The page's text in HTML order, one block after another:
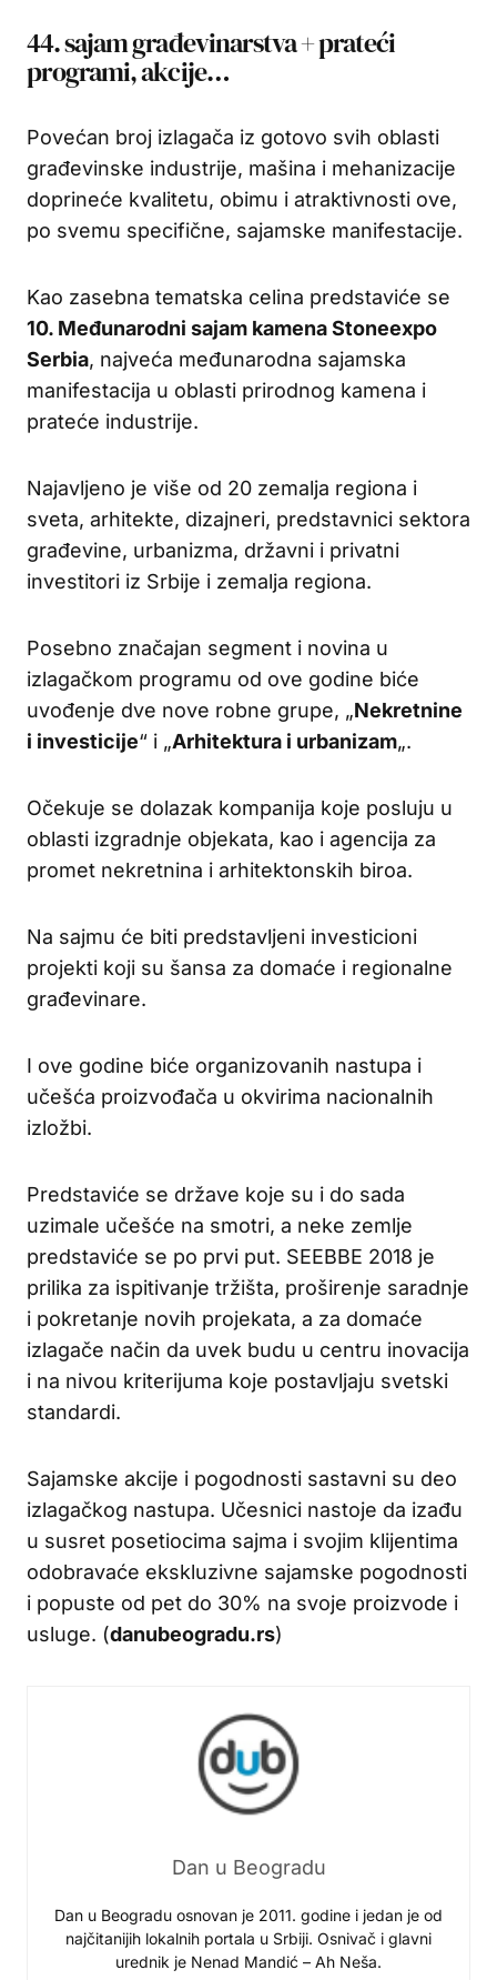
44. sajam građevinarstva + prateći
programi, akcije…
Povećan broj izlagača iz gotovo svih oblasti
građevinske industrije, mašina i mehanizacije
doprineće kvalitetu, obimu i atraktivnosti ove,
po svemu specifične, sajamske manifestacije.
Kao zasebna tematska celina predstaviće se
10. Međunarodni sajam kamena Stoneexpo
Serbia, najveća međunarodna sajamska
manifestacija u oblasti prirodnog kamena i
prateće industrije.
Najavljeno je više od 20 zemalja regiona i
sveta, arhitekte, dizajneri, predstavnici sektora
građevine, urbanizma, državni i privatni
investitori iz Srbije i zemalja regiona.
Posebno značajan segment i novina u
izlagačkom programu od ove godine biće
uvođenje dve nove robne grupe, „Nekretnine
i investicije“ i „Arhitektura i urbanizam„.
Očekuje se dolazak kompanija koje posluju u
oblasti izgradnje objekata, kao i agencija za
promet nekretnina i arhitektonskih biroa.
Na sajmu će biti predstavljeni investicioni
projekti koji su šansa za domaće i regionalne
građevinare.
I ove godine biće organizovanih nastupa i
učešća proizvođača u okvirima nacionalnih
izložbi.
Predstaviće se države koje su i do sada
uzimale učešće na smotri, a neke zemlje
predstaviće se po prvi put. SEEBBE 2018 je
prilika za ispitivanje tržišta, proširenje saradnje
i pokretanje novih projekata, a za domaće
izlagače način da uvek budu u centru inovacija
i na nivou kriterijuma koje postavljaju svetski
standardi.
Sajamske akcije i pogodnosti sastavni su deo
izlagačkog nastupa. Učesnici nastoje da izađu
u susret posetiocima sajma i svojim klijentima
odobravaće ekskluzivne sajamske pogodnosti
i popuste od pet do 30% na svoje proizvode i
usluge. (danubeogradu.rs)
Dan u Beogradu
Dan u Beogradu osnovan je 2011. godine i jedan je od
najčitanijih lokalnih portala u Srbiji. Osnivač i glavni
urednik je Nenad Mandić – Ah Neša.